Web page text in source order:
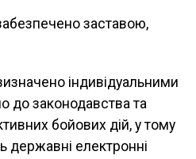
заставою,
індивідуальними
до законодавства та
бойових дій, у тому
державні електронні